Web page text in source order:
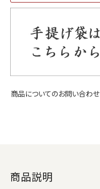
商品についてのお問い合わせ
商品説明